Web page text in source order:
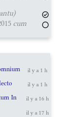
cum
il y a 1 h
il y a 1 h
In il y a 16 h
il y a 17 h